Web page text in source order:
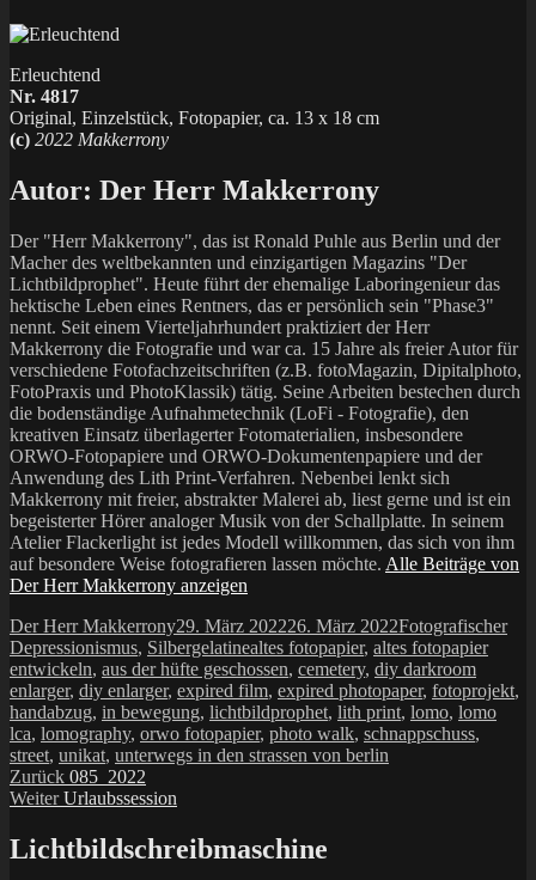
Erleuchtend
Nr. 4817
Original, Einzelstück, Fotopapier, ca. 13 x 18 cm
(c) 2022 Makkerrony
Autor: Der Herr Makkerrony
Der "Herr Makkerrony", das ist Ronald Puhle aus Berlin und der
Macher des weltbekannten und einzigartigen Magazins "Der
Lichtbildprophet". Heute führt der ehemalige Laboringenieur das
hektische Leben eines Rentners, das er persönlich sein "Phase3"
nennt. Seit einem Vierteljahrhundert praktiziert der Herr
Makkerrony die Fotografie und war ca. 15 Jahre als freier Autor für
verschiedene Fotofachzeitschriften (z.B. fotoMagazin, Dipitalphoto,
FotoPraxis und PhotoKlassik) tätig. Seine Arbeiten bestechen durch
die bodenständige Aufnahmetechnik (LoFi - Fotografie), den
kreativen Einsatz überlagerter Fotomaterialien, insbesondere
ORWO-Fotopapiere und ORWO-Dokumentenpapiere und der
Anwendung des Lith Print-Verfahren. Nebenbei lenkt sich
Makkerrony mit freier, abstrakter Malerei ab, liest gerne und ist ein
begeisterter Hörer analoger Musik von der Schallplatte. In seinem
Atelier Flackerlight ist jedes Modell willkommen, das sich von ihm
auf besondere Weise fotografieren lassen möchte. Alle Beiträge von
Der Herr Makkerrony anzeigen
Autor
Der Herr MakkerronyVeröffentlicht
am
29. März 202226. März 2022Kategorien
Fotografischer
Depressionismus, SilbergelatineSchlagwörter
altes fotopapier, altes fotopapier
entwickeln, aus der hüfte geschossen, cemetery, diy darkroom
enlarger, diy enlarger, expired film, expired photopaper, fotoprojekt,
handabzug, in bewegung, lichtbildprophet, lith print, lomo, lomo
lca, lomography, orwo fotopapier, photo walk, schnappschuss,
street, unikat, unterwegs in den strassen von berlin
Beitragsnavigation
Zurück Vorheriger
Beitrag:
085_2022
Weiter Nächster
Urlaubssession
Lichtbildschreibmaschine